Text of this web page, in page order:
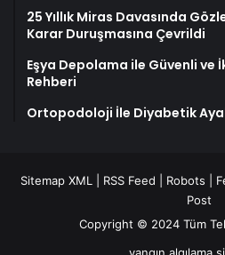
25 Yıllık Miras Davasında
Karar Duruşmasına Çevrildi
Eşya Depolama ile Güvenli ve
Rehberi
Ortopodoloji İle Diyabetik
Sitemap XML RSS Feed Robots
Post
Copyright © 2024 Tüm
yangın algılama